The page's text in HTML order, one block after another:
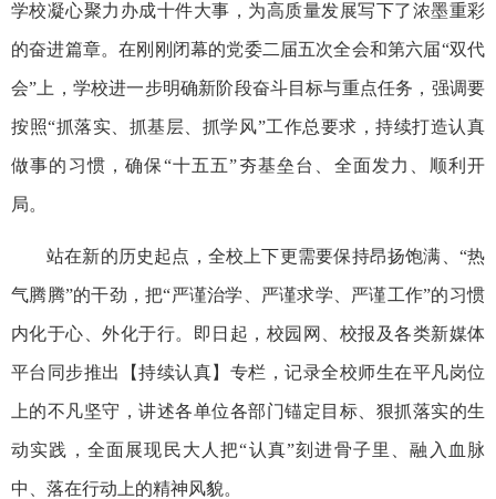
学校凝心聚力办成十件大事，为高质量发展写下了浓墨重彩
的奋进篇章。在刚刚闭幕的党委二届五次全会和第六届“双代
会”上，学校进一步明确新阶段奋斗目标与重点任务，强调要
按照“抓落实、抓基层、抓学风”工作总要求，持续打造认真
做事的习惯，确保“十五五”夯基垒台、全面发力、顺利开
局。
站在新的历史起点，全校上下更需要保持昂扬饱满、“热
气腾腾”的干劲，把“严谨治学、严谨求学、严谨工作”的习惯
内化于心、外化于行。即日起，校园网、校报及各类新媒体
平台同步推出【持续认真】专栏，记录全校师生在平凡岗位
上的不凡坚守，讲述各单位各部门锚定目标、狠抓落实的生
动实践，全面展现民大人把“认真”刻进骨子里、融入血脉
中、落在行动上的精神风貌。